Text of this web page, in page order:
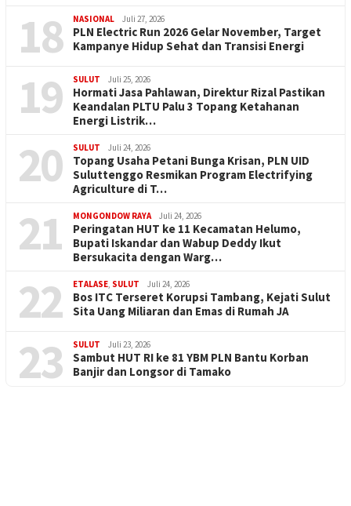
18 NASIONAL Juli 27, 2026
PLN Electric Run 2026 Gelar November, Target
Kampanye Hidup Sehat dan Transisi Energi
19 SULUT Juli 25, 2026
Hormati Jasa Pahlawan, Direktur Rizal Pastikan
Keandalan PLTU Palu 3 Topang Ketahanan
Energi Listrik…
20 SULUT Juli 24, 2026
Topang Usaha Petani Bunga Krisan, PLN UID
Suluttenggo Resmikan Program Electrifying
Agriculture di T…
21 MONGONDOW RAYA Juli 24, 2026
Peringatan HUT ke 11 Kecamatan Helumo,
Bupati Iskandar dan Wabup Deddy Ikut
Bersukacita dengan Warg…
22 ETALASE SULUT Juli 24, 2026
Bos ITC Terseret Korupsi Tambang, Kejati Sulut
Sita Uang Miliaran dan Emas di Rumah JA
23 SULUT Juli 23, 2026
Sambut HUT RI ke 81 YBM PLN Bantu Korban
Banjir dan Longsor di Tamako